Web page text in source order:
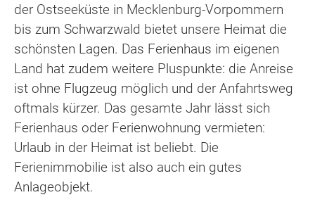
der Ostseeküste in Mecklenburg-Vorpommern
bis zum Schwarzwald bietet unsere Heimat die
schönsten Lagen. Das Ferienhaus im eigenen
Land hat zudem weitere Pluspunkte: die Anreise
ist ohne Flugzeug möglich und der Anfahrtsweg
oftmals kürzer. Das gesamte Jahr lässt sich
Ferienhaus oder Ferienwohnung vermieten:
Urlaub in der Heimat ist beliebt. Die
Ferienimmobilie ist also auch ein gutes
Anlageobjekt.